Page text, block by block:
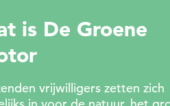
is De Groene
vrijwilligers zetten zich